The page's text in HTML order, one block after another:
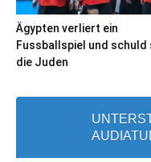
Ägypten verliert ein
Fussballspiel und schuld
die Juden